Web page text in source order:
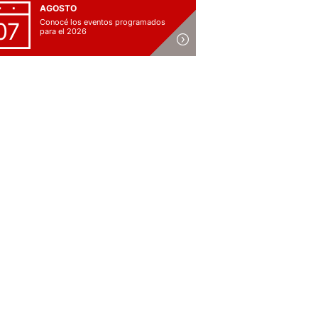
AGOSTO
Conocé los eventos programados
para el 2026